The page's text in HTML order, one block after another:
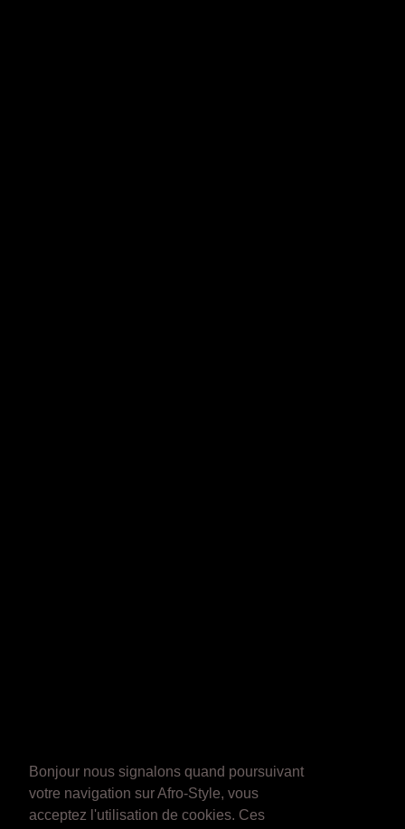
Bonjour nous signalons quand poursuivant
votre navigation sur Afro-Style, vous
acceptez l'utilisation de cookies. Ces